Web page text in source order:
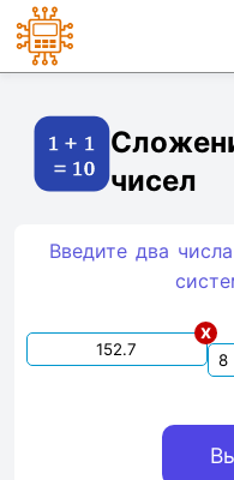
чисел
Введите два
x